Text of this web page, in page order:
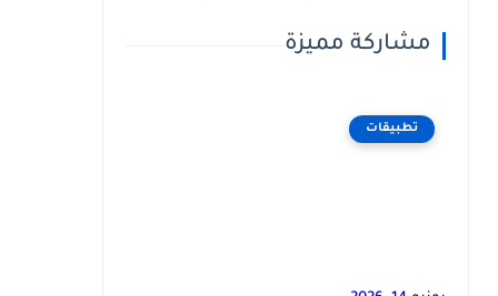
مشاركة مميزة
تطبيقات